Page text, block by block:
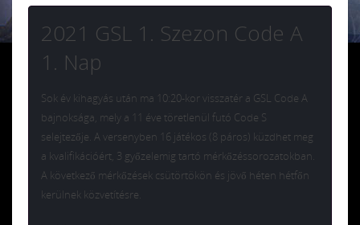
2021 GSL 1. Szezon Code A
1. Nap
Sok év kihagyás után ma 10:20-kor visszatér a GSL Code A
bajnoksága, mely a 11 éve töretlenül futó Code S
selejtezője. A versenyben 16 játékos (8 páros) küzdhet meg
a kvalifikációért, 3 győzelemig tartó mérkőzéssorozatokban.
A következő mérkőzések csütörtökön és jövő héten hétfőn
kerülnek közvetítésre.